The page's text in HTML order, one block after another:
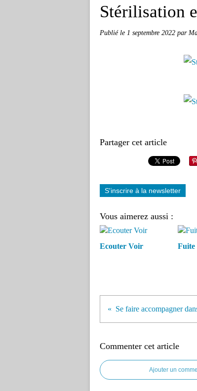
Stérilisation
Publié le 1 septembre 2022 par
Partager cet article
S'inscrire à la newsletter
Vous aimerez aussi :
Ecouter Voir Fuite
Commenter cet article
Ajouter un